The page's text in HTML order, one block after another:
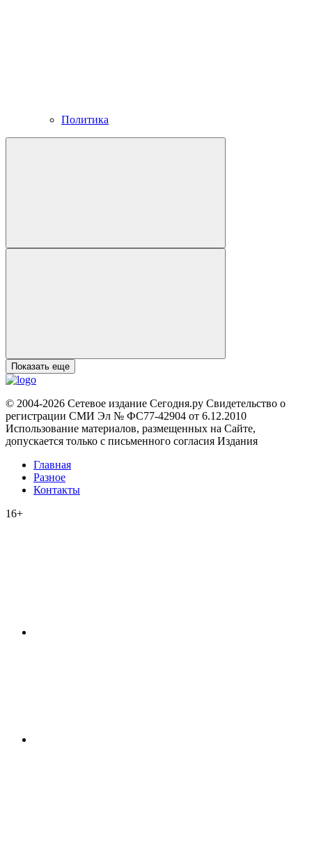
Политика
Показать еще
© 2004-2026 Сетевое издание Сегодня.ру Свидетельство о
регистрации СМИ Эл № ФС77-42904 от 6.12.2010
Использование материалов, размещенных на Сайте,
допускается только с письменного согласия Издания
Главная
Разное
Контакты
16+